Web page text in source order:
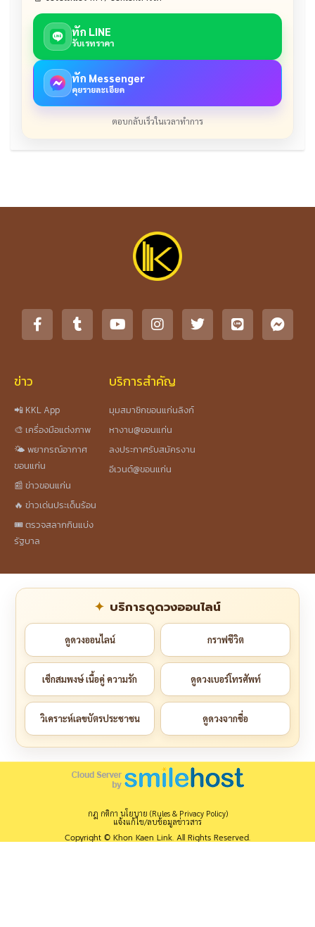
ทัก LINE
รับเรทราคา
ทัก Messenger
คุยรายละเอียด
ตอบกลับเร็วในเวลาทำการ
ข่าว
📲 KKL App
🎨 เครื่องมือแต่งภาพ
🌤️ พยากรณ์อากาศ
ขอนแก่น
📰 ข่าวขอนแก่น
🔥 ข่าวเด่นประเด็นร้อน
🎟️ ตรวจสลากกินแบ่ง
รัฐบาล
บริการสำคัญ
มุมสมาชิกขอนแก่นลิงก์
หางาน@ขอนแก่น
ลงประกาศรับสมัครงาน
อีเวนต์@ขอนแก่น
บริการดูดวงออนไลน์
ดูดวงออนไลน์ กราฟชีวิต
เช็กสมพงษ์ เนื้อคู่ ความรัก ดูดวงเบอร์โทรศัพท์
วิเคราะห์เลขบัตรประชาชน ดูดวงจากชื่อ
กฎ กติกา นโยบาย (Rules & Privacy Policy)
แจ้งแก้ไข/ลบข้อมูลข่าวสาร
Copyright © Khon Kaen Link. All Rights Reserved.